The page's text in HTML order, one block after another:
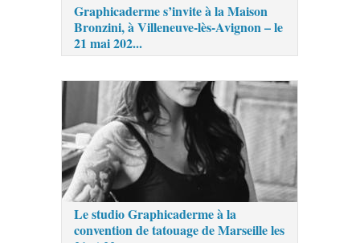
Graphicaderme s’invite à la Maison
Bronzini, à Villeneuve-lès-Avignon – le
21 mai 202...
Le studio Graphicaderme à la
convention de tatouage de Marseille les